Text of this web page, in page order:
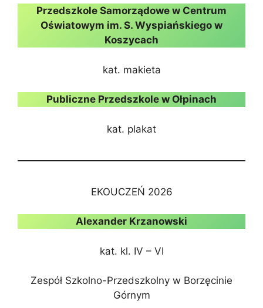
Przedszkole Samorządowe w Centrum
Oświatowym im. S. Wyspiańskiego w
Koszycach
kat. makieta
Publiczne Przedszkole w Ołpinach
kat. plakat
EKOUCZEŃ 2026
Alexander Krzanowski
kat. kl. IV – VI
Zespół Szkolno-Przedszkolny w Borzęcinie
Górnym